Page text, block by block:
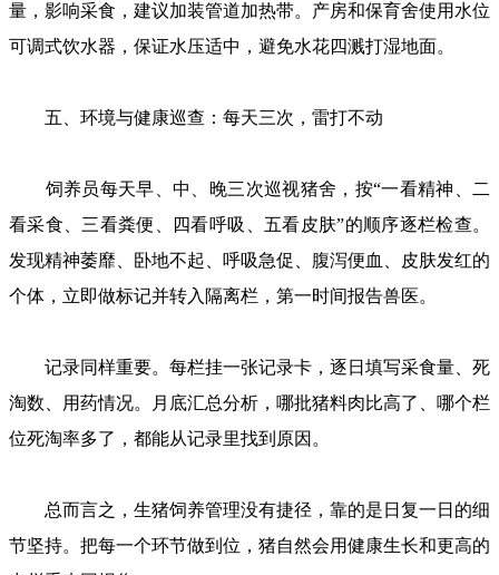
量，影响采食，建议加装管道加热带。产房和保育舍使用水位
可调式饮水器，保证水压适中，避免水花四溅打湿地面。
五、环境与健康巡查：每天三次，雷打不动
饲养员每天早、中、晚三次巡视猪舍，按“一看精神、二
看采食、三看粪便、四看呼吸、五看皮肤”的顺序逐栏检查。
发现精神萎靡、卧地不起、呼吸急促、腹泻便血、皮肤发红的
个体，立即做标记并转入隔离栏，第一时间报告兽医。
记录同样重要。每栏挂一张记录卡，逐日填写采食量、死
淘数、用药情况。月底汇总分析，哪批猪料肉比高了、哪个栏
位死淘率多了，都能从记录里找到原因。
总而言之，生猪饲养管理没有捷径，靠的是日复一日的细
节坚持。把每一个环节做到位，猪自然会用健康生长和更高的